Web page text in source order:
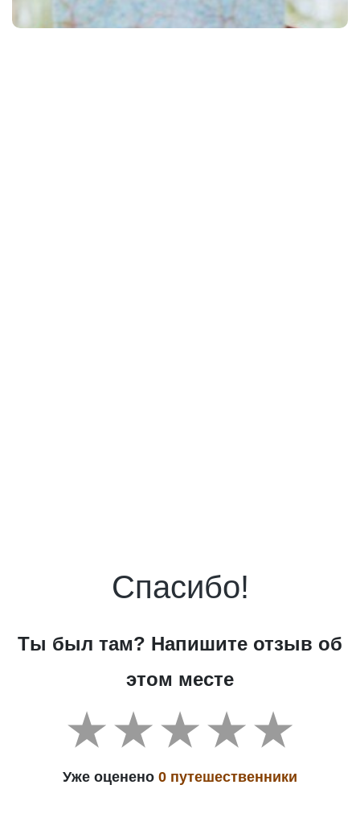
Спасибо!
Ты был там? Напишите отзыв об
этом месте
Уже оценено 0 путешественники